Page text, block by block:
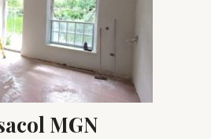
MGN